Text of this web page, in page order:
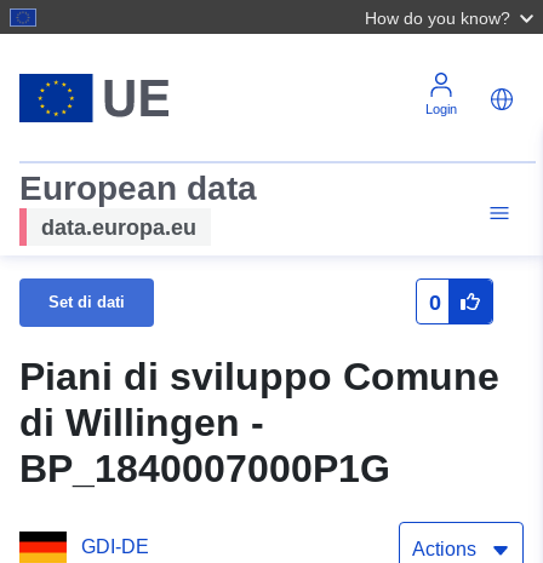
How do you know?
Login
European data
data.europa.eu
Set di dati 0
Piani di sviluppo Comune
di Willingen -
BP_1840007000P1G
GDI-DE Actions